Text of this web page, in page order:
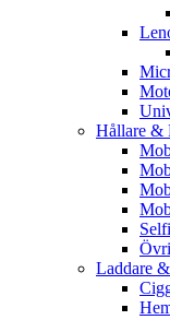
Hållare &
Laddare